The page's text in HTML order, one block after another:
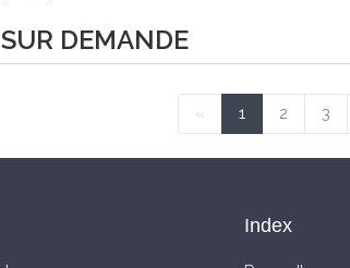
SUR DEMANDE
« 1 2 3
Index